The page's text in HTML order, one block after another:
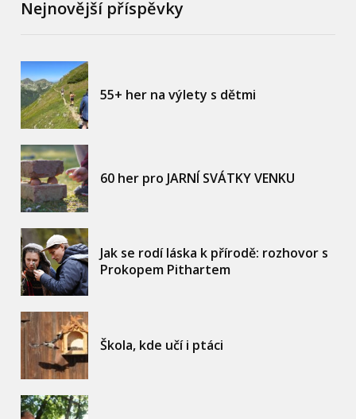
Nejnovější příspěvky
55+ her na výlety s dětmi
60 her pro JARNÍ SVÁTKY VENKU
Jak se rodí láska k přírodě: rozhovor s
Prokopem Pithartem
Škola, kde učí i ptáci